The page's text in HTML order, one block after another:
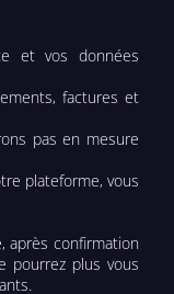
et vos données
factures et
pas en mesure
plateforme, vous
après confirmation
pourrez plus vous